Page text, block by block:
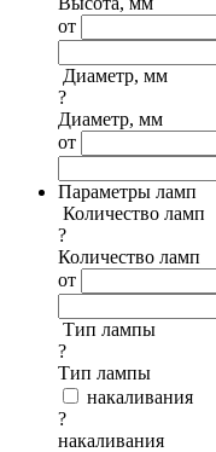
от
Диаметр, мм
?
Диаметр, мм
от
Параметры ламп
Количество ламп
?
Количество ламп
от
Тип лампы
?
Тип лампы
накаливания
?
накаливания